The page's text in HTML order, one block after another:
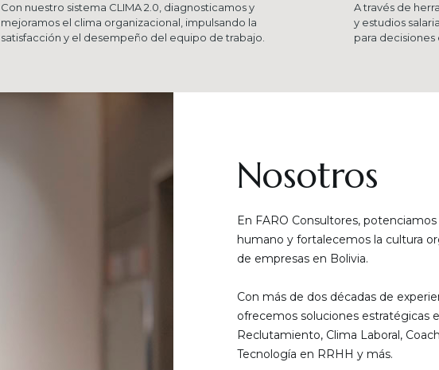
Con nuestro sistema CLIMA 2.0, diagnosticamos y
mejoramos el clima organizacional, impulsando la
satisfacción y el desempeño del equipo de trabajo.
A través de
y estudios
para
Nosotros
En FARO Consultores,
humano y fortalecemos la cultura
de empresas en Bolivia.
Con más de dos décadas de
ofrecemos soluciones estratégicas
Reclutamiento, Clima Laboral,
Tecnología en RRHH y más.